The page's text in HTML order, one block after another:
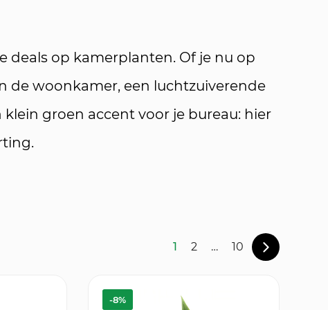
deals op kamerplanten. Of je nu op
de woonkamer, een luchtzuiverende
groen accent voor je bureau: hier
1 2 … 10
-8%